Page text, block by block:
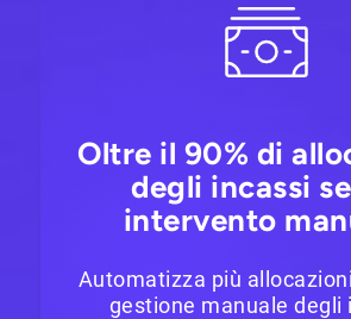
Oltre il 90% di
degli incassi
intervento
Automatizza più
gestione manuale degli